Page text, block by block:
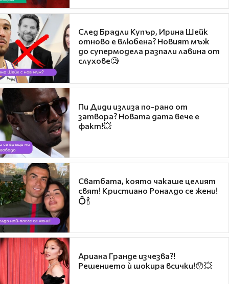
След Брадли Купър, Ирина Шейк
отново е влюбена? Новият мъж
до супермодела разпали лавина от
слухове🧐
Пи Диди излиза по-рано от
затвора? Новата дата вече е
факт!💥
Сватбата, която чакаше целият
свят! Кристиано Роналдо се жени!
💍🍾
Ариана Гранде изчезва?!
Решението ѝ шокира всички!😯💥